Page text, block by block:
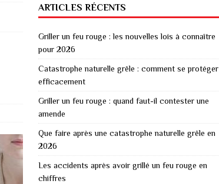
ARTICLES RÉCENTS
Griller un feu rouge : les nouvelles lois à connaître
pour 2026
Catastrophe naturelle grêle : comment se protéger
efficacement
Griller un feu rouge : quand faut-il contester une
amende
Que faire après une catastrophe naturelle grêle en
2026
Les accidents après avoir grillé un feu rouge en
chiffres